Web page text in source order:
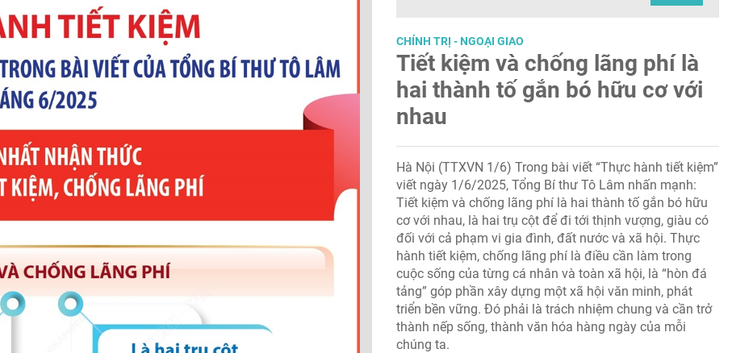
CHÍNH TRỊ - NGOẠI GIAO
Tiết kiệm và chống lãng phí là
hai thành tố gắn bó hữu cơ với
nhau
Hà Nội (TTXVN 1/6) Trong bài viết “Thực hành tiết kiệm”
viết ngày 1/6/2025, Tổng Bí thư Tô Lâm nhấn mạnh:
Tiết kiệm và chống lãng phí là hai thành tố gắn bó hữu
cơ với nhau, là hai trụ cột để đi tới thịnh vượng, giàu có
đối với cả phạm vi gia đình, đất nước và xã hội. Thực
hành tiết kiệm, chống lãng phí là điều cần làm trong
cuộc sống của từng cá nhân và toàn xã hội, là “hòn đá
tảng” góp phần xây dựng một xã hội văn minh, phát
triển bền vững. Đó phải là trách nhiệm chung và cần trở
thành nếp sống, thành văn hóa hàng ngày của mỗi
chúng ta.